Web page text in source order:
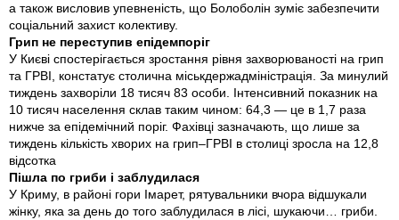
а також висловив упевненість, що Болоболін зуміє забезпечити
соціальний захист колективу.
Грип не переступив епідемпоріг
У Києві спостерігається зростання рівня захворюваності на грип
та ГРВІ, констатує столична міськдержадміністрація. За минулий
тиждень захворіли 18 тисяч 83 особи. Інтенсивний показник на
10 тисяч населення склав таким чином: 64,3 — це в 1,7 раза
нижче за епідемічний поріг. Фахівці зазначають, що лише за
тиждень кількість хворих на грип–ГРВІ в столиці зросла на 12,8
відсотка
Пішла по гриби і заблудилася
У Криму, в районі гори Імарет, рятувальники вчора відшукали
жінку, яка за день до того заблудилася в лісі, шукаючи… гриби.